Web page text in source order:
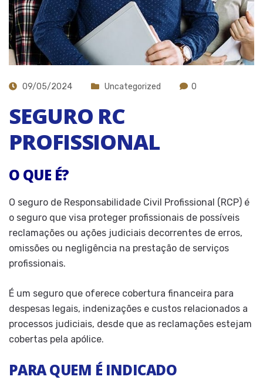
09/05/2024 Uncategorized 0
SEGURO RC
PROFISSIONAL
O QUE É?
O seguro de Responsabilidade Civil Profissional (RCP) é
o seguro que visa proteger profissionais de possíveis
reclamações ou ações judiciais decorrentes de erros,
omissões ou negligência na prestação de serviços
profissionais.
É um seguro que oferece cobertura financeira para
despesas legais, indenizações e custos relacionados a
processos judiciais, desde que as reclamações estejam
cobertas pela apólice.
PARA QUEM É INDICADO